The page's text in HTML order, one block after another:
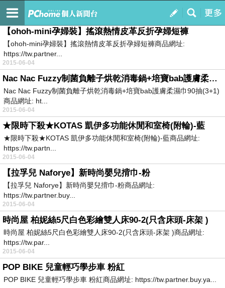
我的
訂閱
我的Blog
【ohoh-mini孕婦裝】搖滾熱情皮革反折孕婦短褲
【ohoh-mini孕婦裝】搖滾熱情皮革反折孕婦短褲商品網址:
https://tw.partner...
2015-06-04
Nac Nac Fuzzy制菌負離子烘乾消毒鍋+培寶bab護膚柔濕巾90抽(3+1)
Nac Nac Fuzzy制菌負離子烘乾消毒鍋+培寶bab護膚柔濕巾90抽(3+1)
商品網址: ht...
2015-06-04
★限時下殺★KOTAS 凱伊多功能休閒和室椅(附輪)-藍
★限時下殺★KOTAS 凱伊多功能休閒和室椅(附輪)-藍商品網址:
https://tw.partn...
2015-06-04
【拉孚兒 Naforye】新時尚嬰兒揹巾-粉
【拉孚兒 Naforye】新時尚嬰兒揹巾-粉商品網址:
https://tw.partner.buy...
2015-06-04
時尚屋 柏妮絲5尺白色彩繪雙人床90-2(只含床頭-床架 )
時尚屋 柏妮絲5尺白色彩繪雙人床90-2(只含床頭-床架 )商品網址:
https://tw.par...
2015-06-04
POP BIKE 兒童輕巧學步車 粉紅
POP BIKE 兒童輕巧學步車 粉紅商品網址: https://tw.partner.buy.ya...